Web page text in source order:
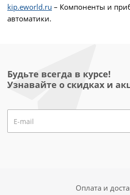
kip.eworld.ru – Компоненты и
автоматики.
Будьте всегда в курсе!
Узнавайте о скидках и
Оплата и